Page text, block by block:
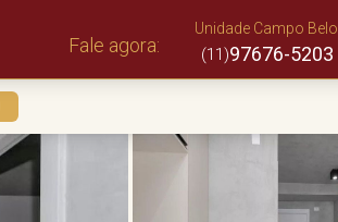
Fale agora:
Unidade Campo Belo
(11)97676-5203